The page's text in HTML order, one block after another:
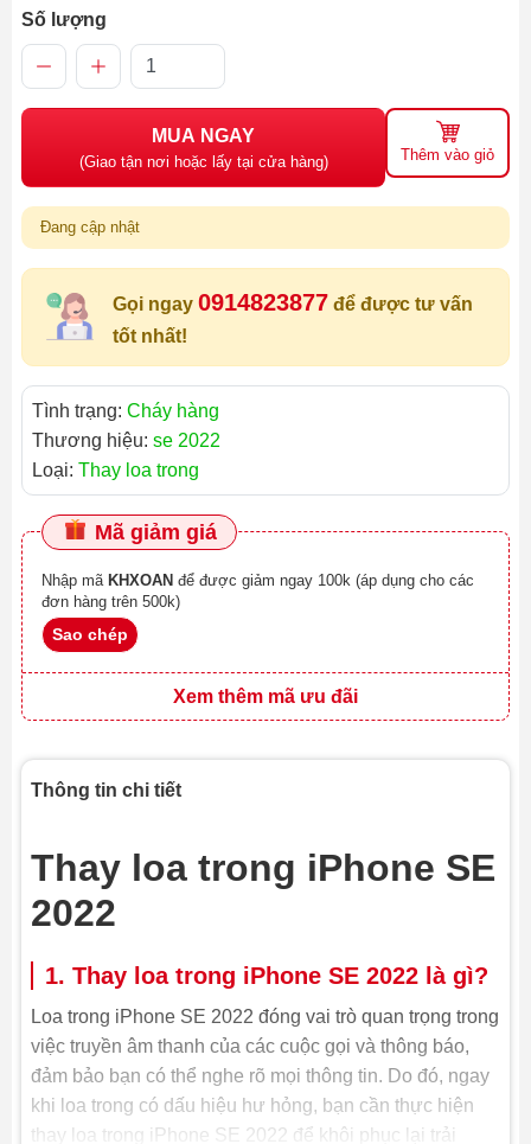
Số lượng
MUA NGAY
(Giao tận nơi hoặc lấy tại cửa hàng) Thêm vào giỏ
Đang cập nhật
Gọi ngay 0914823877 để được tư vấn
tốt nhất!
Tình trạng: Cháy hàng
Thương hiệu: se 2022
Loại: Thay loa trong
Mã giảm giá
Nhập mã KHXOAN
đơn hàng trên 500k)
Sao chép
Xem thêm mã ưu đãi
Thông tin chi tiết
Thay loa trong iPhone SE
2022
1. Thay loa trong iPhone SE 2022 là gì?
Loa trong iPhone SE 2022 đóng vai trò quan trọng trong
việc truyền âm thanh của các cuộc gọi và thông báo,
đảm bảo bạn có thể nghe rõ mọi thông tin. Do đó, ngay
khi loa trong có dấu hiệu hư hỏng, bạn cần thực hiện
thay loa trong iPhone SE 2022 để khôi phục lại trải